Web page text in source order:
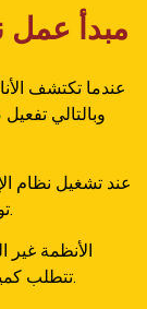
مبدأ عمل
عندما تكتشف
وبالتالي
عند تشغيل نظام
توزيع، مغمورًا المنطقة وكبح النار بفعالية وسرعة.
الأنظمة
تتطلب كميات كبيرة من مواد الإطفاء لكبح الحرائق بفعالية.